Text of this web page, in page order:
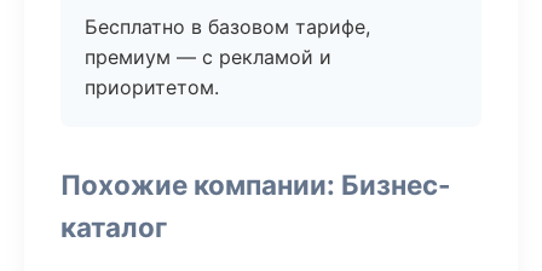
Бесплатно в базовом тарифе,
премиум — с рекламой и
приоритетом.
Похожие компании: Бизнес-
каталог